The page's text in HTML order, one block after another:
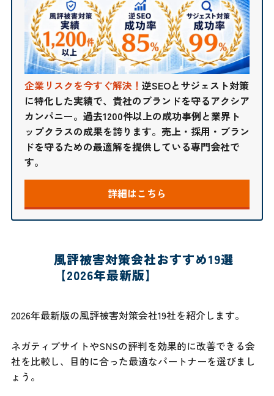
企業リスクを今すぐ解決！ 逆SEOとサジェスト対策
に特化した実績で、貴社のブランドを守るアクシア
カンパニー。過去1200件以上の成功事例と業界ト
ップクラスの成果を誇ります。売上・採用・ブラン
ドを守るための最適解を提供している専門会社で
す。
詳細はこちら
風評被害対策会社おすすめ19選
【2026年最新版】
2026年最新版の風評被害対策会社19社を紹介します。
ネガティブサイトやSNSの評判を効果的に改善できる会
社を比較し、目的に合った最適なパートナーを選びまし
ょう。